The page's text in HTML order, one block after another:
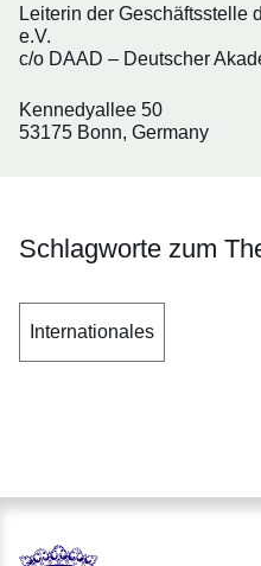
Leiterin der Geschäftsstelle
e.V.
c/o DAAD – Deutscher
Kennedyallee 50
53175 Bonn, Germany
Schlagworte zum
Internationales